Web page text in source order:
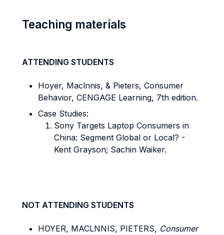
Teaching materials
ATTENDING STUDENTS
Hoyer, Maclnnis, & Pieters, Consumer
Behavior, CENGAGE Learning, 7th edition.
Case Studies:
Sony Targets Laptop Consumers in
China: Segment Global or Local? -
Kent Grayson; Sachin Waiker.
NOT ATTENDING STUDENTS
HOYER, MACLNNIS, PIETERS, Consumer